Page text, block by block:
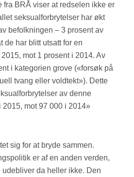
fra BRÅ viser at redselen ikke er
seksualforbrytelser har økt
befolkningen – 3 prosent av
de har blitt utsatt for en
mot 1 prosent i 2014. Av
i kategorien grove («forsøk på
tvang eller voldtekt»). Dette
av denne
mot 97 000 i 2014»
sig for at bryde sammen.
er af en anden verden,
da heller ikke. Den